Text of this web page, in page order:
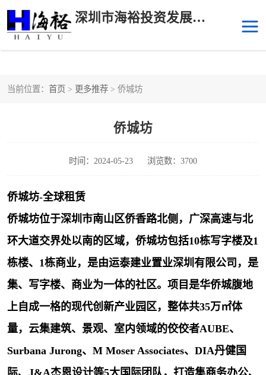
深圳市海裕投资发展有限公司
当前位置： 首页 > 更多推荐 > 侨城坊
侨城坊
时间：2024-05-23 浏览数：3700
侨城坊-全球租赁
侨城坊位于深圳市南山区侨香路北侧，广深高速与北
环大道交界处以南的区域，侨城坊包括10栋写字楼及1
栋楼、1栋商业，是由运泰建业置业深圳有限公司，是
集、写字楼、商业为一体的社区。项目是华侨城腹地
上自成一格的现代创新产业园区，整体共35万㎡体
量，云集建筑、景观、室内领域的佼佼者AUBE、
Surbana Jurong、M Moser Associates、DIA丹健国
际、J&A杰恩设计等5大国际团队，打造集商务办公、
南山华侨城
深圳湾科技生态园
福田中心区写字楼租赁
深圳宝安 福田车公庙
罗湖水贝 南山南油
龙华 罗湖区
宝安区 西乡
兴东 石岩
福田华强北 南山科技园